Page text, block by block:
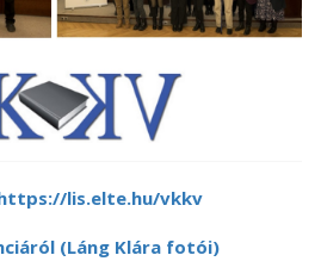
lis.elte.hu/vkkv
(Láng Klára fotói)